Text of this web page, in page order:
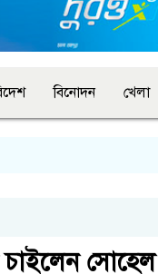
বিনোদন খেলা
চাইলেন সোহেল